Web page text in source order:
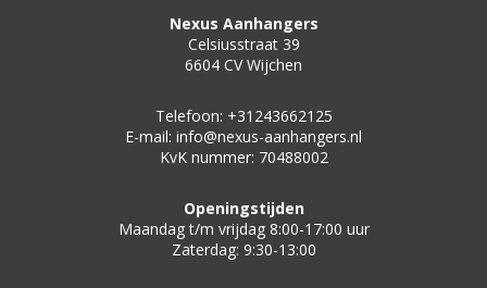
Nexus Aanhangers
Celsiusstraat 39
6604 CV Wijchen
Telefoon: +31243662125
E-mail: info@nexus-aanhangers.nl
KvK nummer: 70488002
Openingstijden
Maandag t/m vrijdag 8:00-17:00 uur
Zaterdag: 9:30-13:00